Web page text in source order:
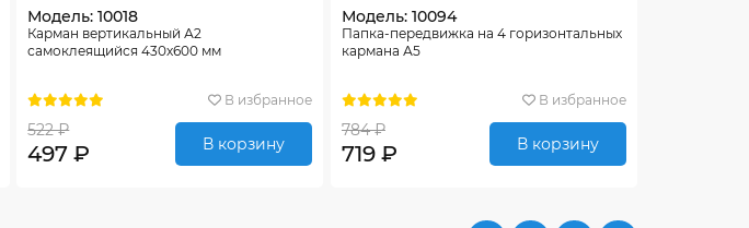
Модель: 10018
Карман вертикальный А2
самоклеящийся 430х600 мм
В избранное
522 ₽
497 ₽ В корзину
Модель: 10094
Папка-передвижка на 4 горизонтальных
кармана А5
В избранное
784 ₽
719 ₽ В корзину